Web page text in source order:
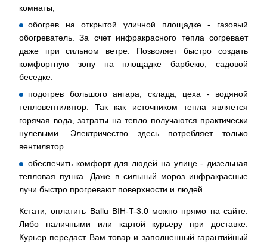
комнаты;
обогрев на открытой уличной площадке - газовый
обогреватель. За счет инфракрасного тепла согревает
даже при сильном ветре. Позволяет быстро создать
комфортную зону на площадке барбекю, садовой
беседке.
подогрев большого ангара, склада, цеха - водяной
тепловентилятор. Так как источником тепла является
горячая вода, затраты на тепло получаются практически
нулевыми. Электричество здесь потребляет только
вентилятор.
обеспечить комфорт для людей на улице - дизельная
тепловая пушка. Даже в сильный мороз инфракрасные
лучи быстро прогревают поверхности и людей.
Кстати, оплатить Ballu BIH-T-3.0 можно прямо на сайте.
Либо наличными или картой курьеру при доставке.
Курьер передаст Вам товар и заполненный гарантийный